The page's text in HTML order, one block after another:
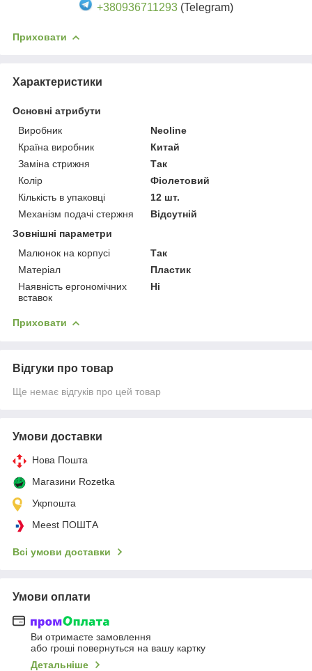
+380936711293 (Telegram)
Приховати
Характеристики
Основні атрибути
Виробник
Neoline
Країна виробник
Китай
Заміна стрижня
Так
Колір
Фіолетовий
Кількість в упаковці
12 шт.
Механізм подачі стержня
Відсутній
Зовнішні параметри
Малюнок на корпусі
Так
Матеріал
Пластик
Наявність ергономічних
вставок
Ні
Приховати
Відгуки про товар
Ще немає відгуків про цей товар
Умови доставки
Нова Пошта
Магазини Rozetka
Укрпошта
Meest ПОШТА
Всі умови доставки
Умови оплати
Ви отримаєте замовлення
або гроші повернуться на вашу картку
Детальніше